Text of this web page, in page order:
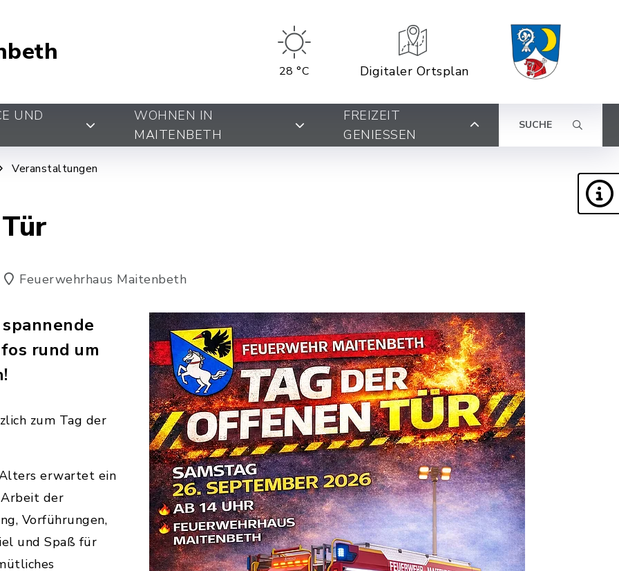
28 °C Digitaler Ortsplan
UND
WOHNEN IN
MAITENBETH
FREIZEIT
GENIESSEN
SUCHE
Veranstaltungen
Feuerwehrhaus Maitenbeth
rund um
zum Tag der
Alters erwartet ein
Arbeit der
Vorführungen,
und Spaß für